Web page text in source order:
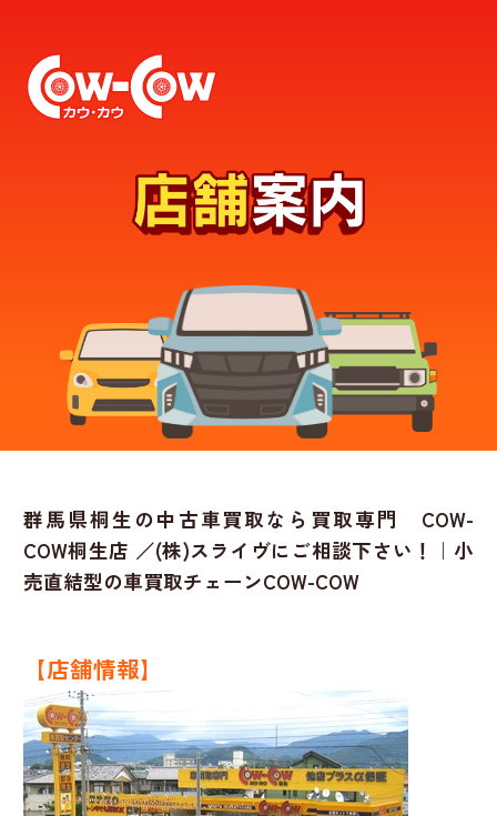
群馬県桐生の中古車買取なら買取専門 COW-
COW桐生店 ／(株)スライヴにご相談下さい！｜小
売直結型の車買取チェーンCOW-COW
【店舗情報】